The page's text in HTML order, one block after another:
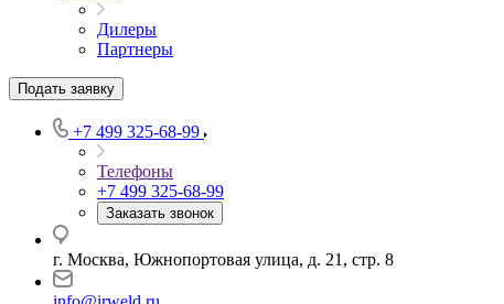
Дилеры
Партнеры
Подать заявку
+7 499 325-68-99
Телефоны
+7 499 325-68-99
Заказать звонок
г. Москва, Южнопортовая улица, д. 21, стр. 8